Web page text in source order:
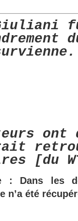
ont
[du
: Dans les
n’a été